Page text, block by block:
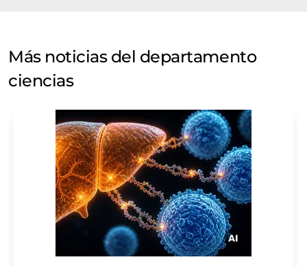
Más noticias del departamento
ciencias